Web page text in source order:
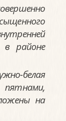
районе
белая
на